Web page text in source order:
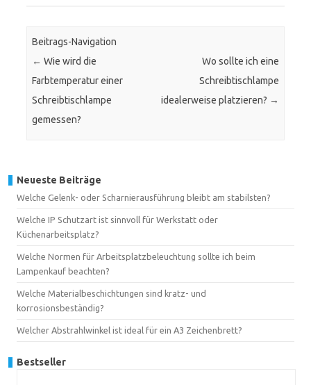
Beitrags-Navigation
← Wie wird die
Farbtemperatur einer
Schreibtischlampe
gemessen?
Wo sollte ich eine
Schreibtischlampe
idealerweise platzieren? →
Neueste Beiträge
Welche Gelenk- oder Scharnierausführung bleibt am stabilsten?
Welche IP Schutzart ist sinnvoll für Werkstatt oder
Küchenarbeitsplatz?
Welche Normen für Arbeitsplatzbeleuchtung sollte ich beim
Lampenkauf beachten?
Welche Materialbeschichtungen sind kratz- und
korrosionsbeständig?
Welcher Abstrahlwinkel ist ideal für ein A3 Zeichenbrett?
Bestseller